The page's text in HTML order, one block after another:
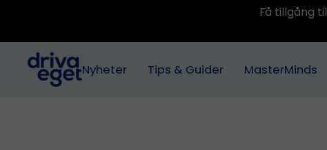
Få tillgång
Nyheter Tips & Guider MasterMinds